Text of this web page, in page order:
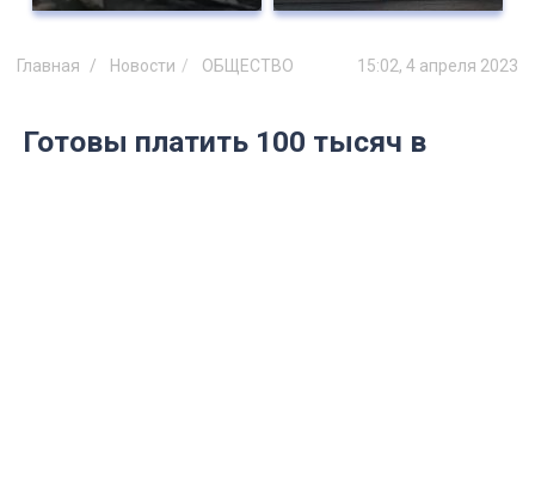
Главная Новости ОБЩЕСТВО 15:02, 4 апреля 2023
Готовы платить 100 тысяч в